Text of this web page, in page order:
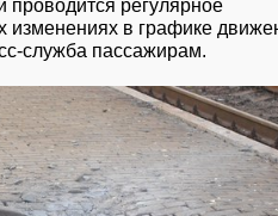
проводится регулярное
изменениях в графике
служба пассажирам.